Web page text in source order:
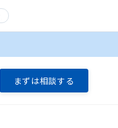
まずは相談する